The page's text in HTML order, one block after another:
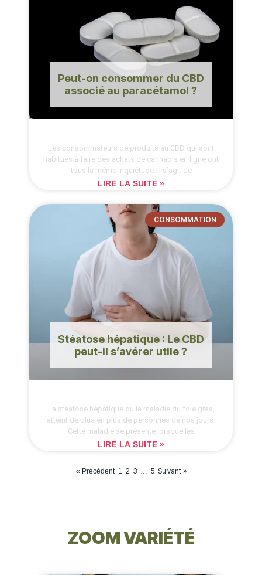
Peut-on consommer du CBD
associé au paracétamol ?
Les consommateurs de produits au CBD qui sont
habitués à faire des achats de cannabis en ligne ont
tous la même inquiétude. Il s’agit de
LIRE LA SUITE »
CONSOMMATION
Stéatose hépatique : Le CBD
peut-il s’avérer utile ?
La stéatose hépatique ou la maladie du foie gras,
atteint de plus en plus de personnes de nos jours.
Cette maladie se présente lorsque les
LIRE LA SUITE »
« Précédent 1 2 3 5 Suivant »
ZOOM VARIÉTÉ